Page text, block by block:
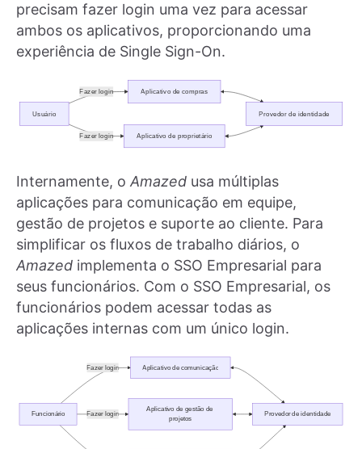
precisam fazer login uma vez para acessar
ambos os aplicativos, proporcionando uma
experiência de Single Sign-On.
Internamente, o Amazed usa múltiplas
aplicações para comunicação em equipe,
gestão de projetos e suporte ao cliente. Para
simplificar os fluxos de trabalho diários, o
Amazed implementa o SSO Empresarial para
seus funcionários. Com o SSO Empresarial, os
funcionários podem acessar todas as
aplicações internas com um único login.